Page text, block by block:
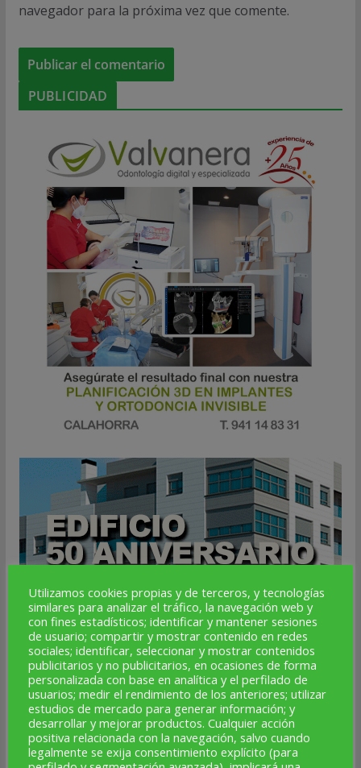
navegador para la próxima vez que comente.
PUBLICIDAD
Utilizamos cookies propias y de terceros, y tecnologías
similares para analizar el tráfico, la navegación web y
con fines estadísticos; identificar y mantener sesiones
de usuario; compartir y mostrar contenido en redes
sociales; identificar, seleccionar y mostrar contenidos
publicitarios y no publicitarios, en ocasiones de forma
personalizada con base en analítica y el perfilado de
usuarios; medir el rendimiento de los anteriores; utilizar
estudios de mercado para generar información; y
desarrollar y mejorar productos. Cualquier acción
positiva relacionada con la navegación, salvo cuando
legalmente se exija consentimiento explícito (para